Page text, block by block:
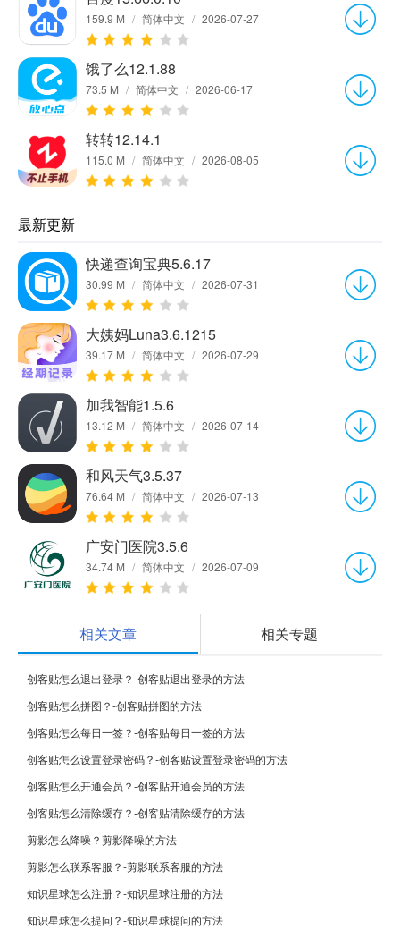
159.9 M / 简体中文 / 2026-07-27
饿了么12.1.88
73.5 M / 简体中文 / 2026-06-17
转转12.14.1
115.0 M / 简体中文 / 2026-08-05
最新更新
快递查询宝典5.6.17
30.99 M / 简体中文 / 2026-07-31
大姨妈Luna3.6.1215
39.17 M / 简体中文 / 2026-07-29
加我智能1.5.6
13.12 M / 简体中文 / 2026-07-14
和风天气3.5.37
76.64 M / 简体中文 / 2026-07-13
广安门医院3.5.6
34.74 M / 简体中文 / 2026-07-09
相关文章 相关专题
创客贴怎么退出登录？-创客贴退出登录的方法
创客贴怎么拼图？-创客贴拼图的方法
创客贴怎么每日一签？-创客贴每日一签的方法
创客贴怎么设置登录密码？-创客贴设置登录密码的方法
创客贴怎么开通会员？-创客贴开通会员的方法
创客贴怎么清除缓存？-创客贴清除缓存的方法
剪影怎么降噪？剪影降噪的方法
剪影怎么联系客服？-剪影联系客服的方法
知识星球怎么注册？-知识星球注册的方法
知识星球怎么提问？-知识星球提问的方法